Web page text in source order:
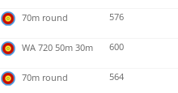
70m round 576
WA 720 50m 30m 600
70m round 564